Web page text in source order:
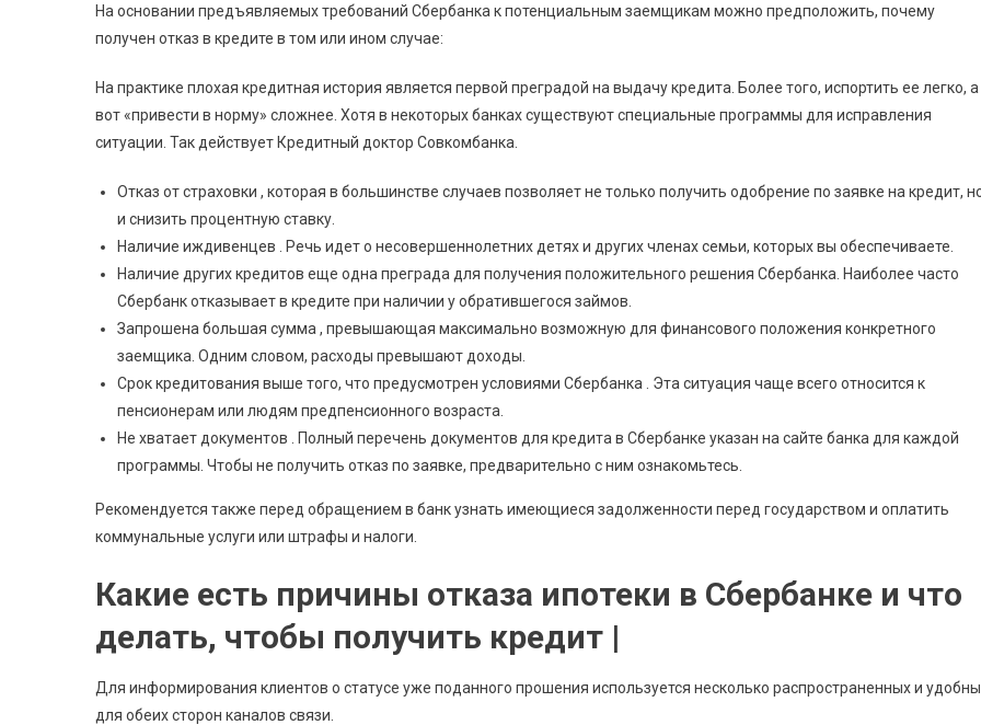
Банку
На основании предъявляемых требований Сбербанка к потенциальным заемщикам можно предположить, почему
получен отказ в кредите в том или ином случае:
На практике плохая кредитная история является первой преградой на выдачу кредита. Более того, испортить ее легко, а
вот «привести в норму» сложнее. Хотя в некоторых банках существуют специальные программы для исправления
ситуации. Так действует Кредитный доктор Совкомбанка.
Отказ от страховки , которая в большинстве случаев позволяет не только получить одобрение по заявке на кредит,
и снизить процентную ставку.
Наличие иждивенцев . Речь идет о несовершеннолетних детях и других членах семьи, которых вы обеспечиваете.
Наличие других кредитов еще одна преграда для получения положительного решения Сбербанка. Наиболее часто
Сбербанк отказывает в кредите при наличии у обратившегося займов.
Запрошена большая сумма , превышающая максимально возможную для финансового положения конкретного
заемщика. Одним словом, расходы превышают доходы.
Срок кредитования выше того, что предусмотрен условиями Сбербанка . Эта ситуация чаще всего относится к
пенсионерам или людям предпенсионного возраста.
Не хватает документов . Полный перечень документов для кредита в Сбербанке указан на сайте банка для каждой
программы. Чтобы не получить отказ по заявке, предварительно с ним ознакомьтесь.
Рекомендуется также перед обращением в банк узнать имеющиеся задолженности перед государством и оплатить
коммунальные услуги или штрафы и налоги.
Какие есть причины отказа ипотеки в Сбербанке и что
делать, чтобы получить кредит |
Для информирования клиентов о статусе уже поданного прошения используется несколько распространенных и
для обеих сторон каналов связи.